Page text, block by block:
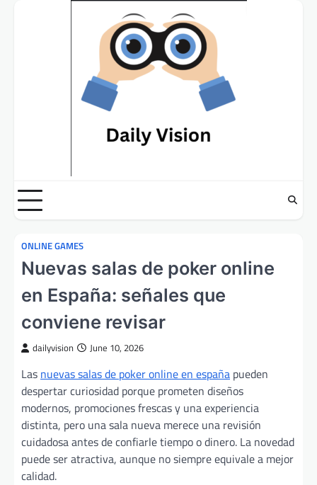
ONLINE GAMES
Nuevas salas de poker online
en España: señales que
conviene revisar
dailyvision June 10, 2026
Las nuevas salas de poker online en españa pueden
despertar curiosidad porque prometen diseños
modernos, promociones frescas y una experiencia
distinta, pero una sala nueva merece una revisión
cuidadosa antes de confiarle tiempo o dinero. La novedad
puede ser atractiva, aunque no siempre equivale a mejor
calidad.